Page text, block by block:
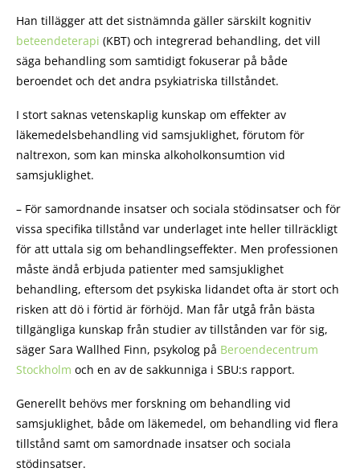
Han tillägger att det sistnämnda gäller särskilt kognitiv
beteendeterapi (KBT) och integrerad behandling, det vill
säga behandling som samtidigt fokuserar på både
beroendet och det andra psykiatriska tillståndet.
I stort saknas vetenskaplig kunskap om effekter av
läkemedelsbehandling vid samsjuklighet, förutom för
naltrexon, som kan minska alkoholkonsumtion vid
samsjuklighet.
– För samordnande insatser och sociala stödinsatser och för
vissa specifika tillstånd var underlaget inte heller tillräckligt
för att uttala sig om behandlingseffekter. Men professionen
måste ändå erbjuda patienter med samsjuklighet
behandling, eftersom det psykiska lidandet ofta är stort och
risken att dö i förtid är förhöjd. Man får utgå från bästa
tillgängliga kunskap från studier av tillstånden var för sig,
säger Sara Wallhed Finn, psykolog på Beroendecentrum
Stockholm och en av de sakkunniga i SBU:s rapport.
Generellt behövs mer forskning om behandling vid
samsjuklighet, både om läkemedel, om behandling vid flera
tillstånd samt om samordnade insatser och sociala
stödinsatser.